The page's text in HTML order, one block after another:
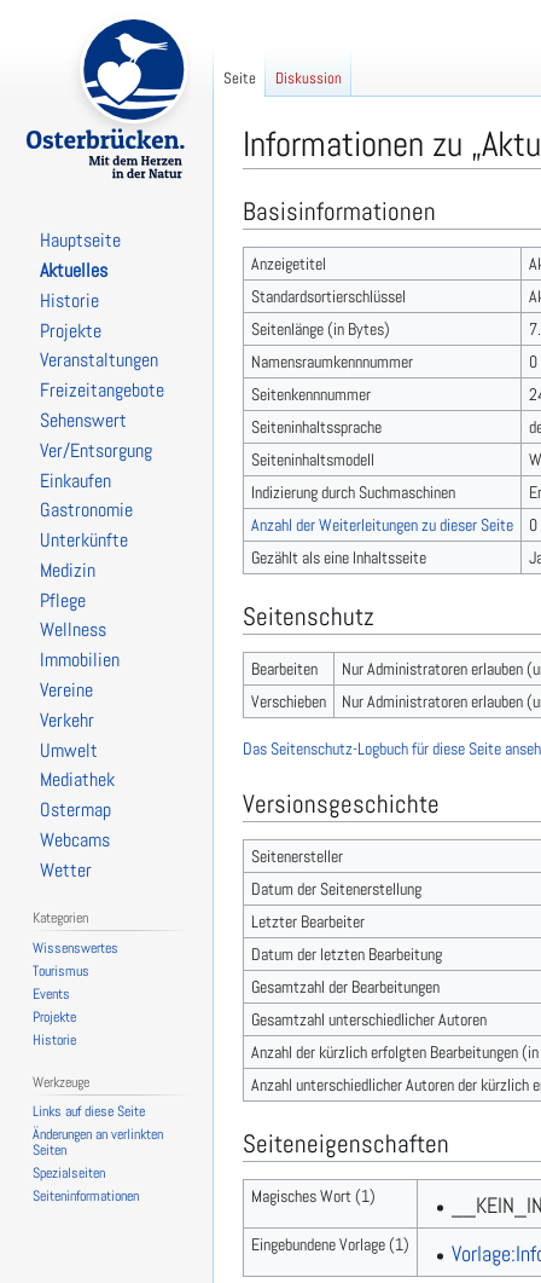
Informationen zu
Zur
Navigation
springen
Zur
Suche
springen
Basisinformationen
Anzeigetitel
Standardsortierschlüssel
Seitenlänge (in Bytes)
Namensraumkennnummer
0
Seitenkennnummer
Seiteninhaltssprache
Seiteninhaltsmodell
Indizierung durch Suchmaschinen
Anzahl der Weiterleitungen zu dieser Seite
0
Gezählt als eine Inhaltsseite
Seitenschutz
Bearbeiten
Nur Administratoren erlauben
Verschieben
Nur Administratoren erlauben
Das Seitenschutz-Logbuch für diese Seite
Versionsgeschichte
Seitenersteller
Datum der Seitenerstellung
Letzter Bearbeiter
Datum der letzten Bearbeitung
Gesamtzahl der Bearbeitungen
Gesamtzahl unterschiedlicher Autoren
Anzahl der kürzlich erfolgten Bearbeitungen
Anzahl unterschiedlicher Autoren der kürzlich
Seiteneigenschaften
Magisches Wort (1)
Eingebundene Vorlage (1)
Seite Diskussion
Hauptseite
Aktuelles
Historie
Projekte
Veranstaltungen
Freizeitangebote
Sehenswert
Ver/Entsorgung
Einkaufen
Gastronomie
Unterkünfte
Medizin
Pflege
Wellness
Immobilien
Vereine
Verkehr
Umwelt
Mediathek
Ostermap
Webcams
Wetter
Kategorien
Wissenswertes
Tourismus
Events
Projekte
Historie
Werkzeuge
Links auf diese Seite
Änderungen an verlinkten
Seiten
Spezialseiten
Seiten­­informationen